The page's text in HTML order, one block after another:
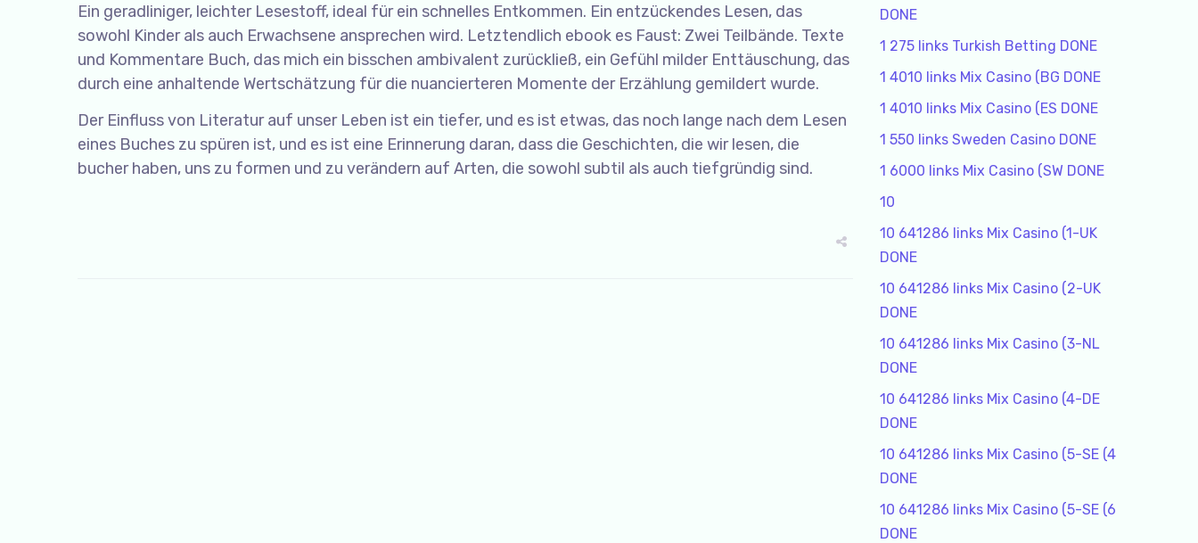
Ein geradliniger, leichter Lesestoff, ideal für ein schnelles Entkommen. Ein entzückendes Lesen, das
sowohl Kinder als auch Erwachsene ansprechen wird. Letztendlich ebook es Faust: Zwei Teilbände. Texte
und Kommentare Buch, das mich ein bisschen ambivalent zurückließ, ein Gefühl milder Enttäuschung, das
durch eine anhaltende Wertschätzung für die nuancierteren Momente der Erzählung gemildert wurde.
Der Einfluss von Literatur auf unser Leben ist ein tiefer, und es ist etwas, das noch lange nach dem Lesen
eines Buches zu spüren ist, und es ist eine Erinnerung daran, dass die Geschichten, die wir lesen, die
bucher haben, uns zu formen und zu verändern auf Arten, die sowohl subtil als auch tiefgründig sind.
DONE
1 275 links Turkish Betting DONE
1 4010 links Mix Casino (BG DONE
1 4010 links Mix Casino (ES DONE
1 550 links Sweden Casino DONE
1 6000 links Mix Casino (SW DONE
10
10 641286 links Mix Casino (1-UK
DONE
10 641286 links Mix Casino (2-UK
DONE
10 641286 links Mix Casino (3-NL
DONE
10 641286 links Mix Casino (4-DE
DONE
10 641286 links Mix Casino (5-SE (4
DONE
10 641286 links Mix Casino (5-SE (6
DONE